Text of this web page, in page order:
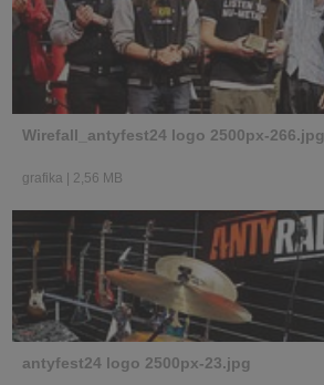
Wirefall_antyfest24 logo 2500px-266.jpg
grafika 2,56 MB
antyfest24 logo 2500px-23.jpg